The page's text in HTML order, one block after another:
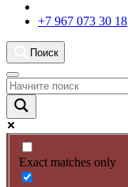
+7 967 073 30 18
Поиск
Exact matches only